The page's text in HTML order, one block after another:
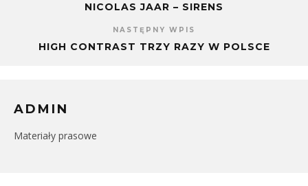
NICOLAS JAAR – SIRENS
NASTĘPNY WPIS
HIGH CONTRAST TRZY RAZY W POLSCE
ADMIN
Materiały prasowe